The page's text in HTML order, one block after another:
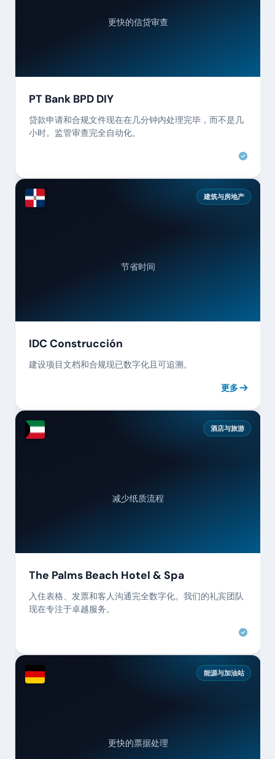
更快的信贷审查
PT Bank BPD DIY
贷款申请和合规文件现在在几分钟内处理完毕，而不是几
小时。监管审查完全自动化。
建筑与房地产
节省时间
IDC Construcción
建设项目文档和合规现已数字化且可追溯。
更多
酒店与旅游
减少纸质流程
The Palms Beach Hotel & Spa
入住表格、发票和客人沟通完全数字化。我们的礼宾团队
现在专注于卓越服务。
能源与加油站
更快的票据处理